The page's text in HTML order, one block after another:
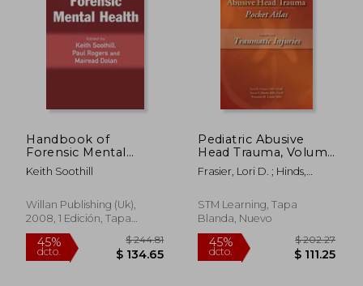
45% 45%
Handbook of
Forensic Mental
Health (en Inglés)
Keith Soothill
Willan Publishing (Uk),
2008, 1 Edición, Tapa
Blanda, Nuevo
Pediatric Abusive
Head Trauma, Volume
1: Traumatic Injuries
Pocket Atlas (en
Frasier, Lori D. ; Hinds,
M.
STM Learning, Tapa
Blanda, Nuevo